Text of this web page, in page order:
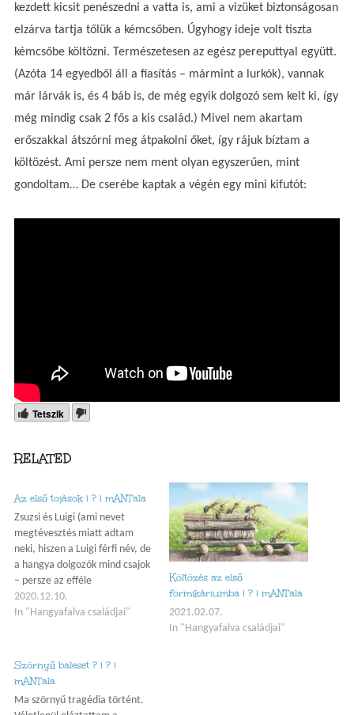
kezdett kicsit penészedni a vatta is, ami a vizüket biztonságosan
elzárva tartja tőlük a kémcsőben. Úgyhogy ideje volt tiszta
kémcsőbe költözni. Természetesen az egész pereputtyal együtt.
(Azóta 14 egyedből áll a fiasítás – mármint a lurkók), vannak
már lárvák is, és 4 báb is, de még egyik dolgozó sem kelt ki, így
még mindig csak 2 fős a kis család.) Mivel nem akartam
erőszakkal átszórni meg átpakolni őket, így rájuk bíztam a
költözést. Ami persze nem ment olyan egyszerűen, mint
gondoltam… De cserébe kaptak a végén egy mini kifutót:
Tetszik
RELATED
Az első tojások | ? | mANTala
Zsuzsi és Luigi (ami nevet
megtévesztés miatt adtam
neki, hiszen a Luigi férfi név, de
a hangya dolgozók mind csajok
– persze az efféle
megtévesztések megszokottak
egy bűvész esetén, így ez
decembere elején. 1 hét után
le is rakta Zsuzsi az első…
2020.12.10.
In "Hangyafalva családjai"
Költözés az első
formikáriumba | ? | mANTala
2021.02.07.
In "Hangyafalva családjai"
Szörnyű baleset ? | ? |
mANTala
Ma szörnyű tragédia történt.